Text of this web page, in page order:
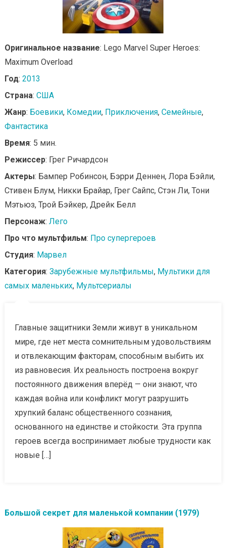
Оригинальное название: Lego Marvel Super Heroes:
Maximum Overload
Год: 2013
Страна: США
Жанр: Боевики, Комедии, Приключения, Семейные,
Фантастика
Время: 5 мин.
Режиссер: Грег Ричардсон
Актеры: Бампер Робинсон, Бэрри Деннен, Лора Бэйли,
Стивен Блум, Никки Брайар, Грег Сайпс, Стэн Ли, Тони
Мэтьюз, Трой Бэйкер, Дрейк Белл
Персонаж: Лего
Про что мультфильм: Про супергероев
Студия: Марвел
Категория: Зарубежные мультфильмы, Мультики для
самых маленьких, Мультсериалы
Главные защитники Земли живут в уникальном
мире, где нет места сомнительным удовольствиям
и отвлекающим факторам, способным выбить их
из равновесия. Их реальность построена вокруг
постоянного движения вперёд — они знают, что
каждая война или конфликт могут разрушить
хрупкий баланс общественного сознания,
основанного на единстве и стойкости. Эта группа
героев всегда воспринимает любые трудности как
новые […]
Большой секрет для маленькой компании (1979)